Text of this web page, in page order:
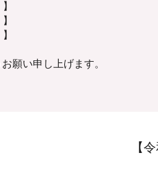
】
】
】
願い申し上げます。
【